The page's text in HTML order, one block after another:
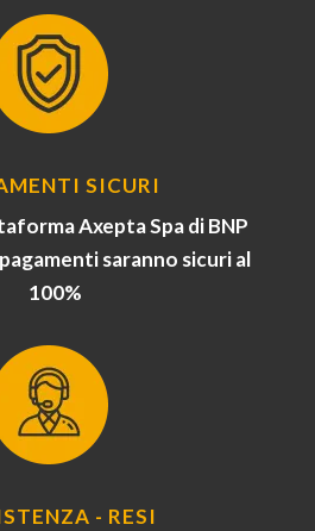
SICURI
Axepta Spa di BNP
saranno sicuri al
100%
- RESI